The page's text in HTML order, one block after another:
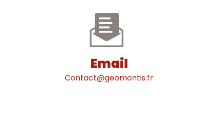
Email
contact@geomontis.fr